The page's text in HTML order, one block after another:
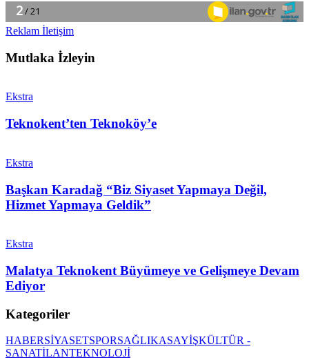
Reklam İletişim
Mutlaka İzleyin
Ekstra
Teknokent’ten Teknoköy’e
Ekstra
Başkan Karadağ “Biz Siyaset Yapmaya Değil,
Hizmet Yapmaya Geldik”
Ekstra
Malatya Teknokent Büyümeye ve Gelişmeye Devam
Ediyor
Kategoriler
HABERSİYASETSPORSAĞLIKASAYİŞKÜLTÜR -
SANATİLANTEKNOLOJİ